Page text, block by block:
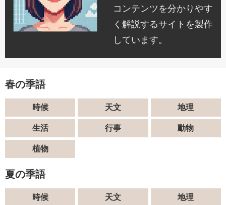
コンテンツを分かりやす
く解説するサイトを製作
しています。
春の季語
時候 天文 地理
生活 行事 動物
植物
夏の季語
時候 天文 地理